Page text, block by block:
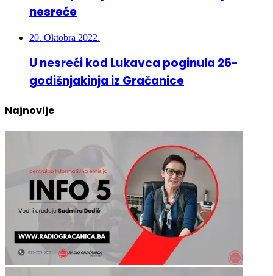
20. Oktobra 2022.
U nesreći kod Lukavca poginula 26-
godišnjakinja iz Gračanice
Najnovije